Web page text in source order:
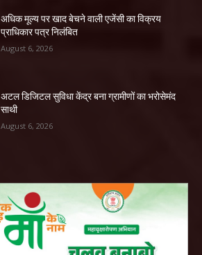
अधिक मूल्य पर खाद बेचने वाली एजेंसी का विक्रय
प्राधिकार पत्र निलंबित
August 6, 2026
अटल डिजिटल सुविधा केंद्र बना ग्रामीणों का भरोसेमंद
साथी
August 6, 2026